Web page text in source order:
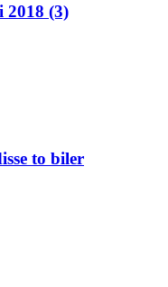
(3)
to biler